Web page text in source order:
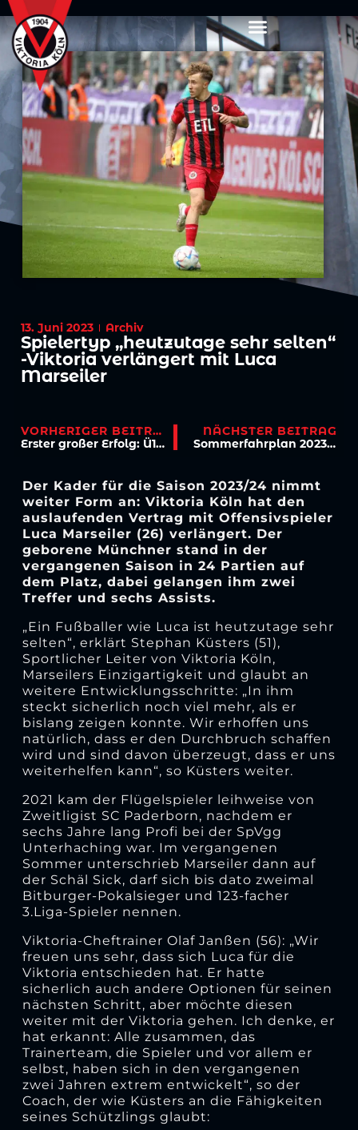
13. Juni 2023 Archiv
Spielertyp „heutzutage sehr selten“
-Viktoria verlängert mit Luca
Marseiler
VORHERIGER BEITRAG
Erster großer Erfolg: Ü17-Inklusionsteam ist Bezirksliga-Meister!
NÄCHSTER BEITRAG
Sommerfahrplan 2023/24: Noch im Juni geht es wieder auf den Rasen!
Der Kader für die Saison 2023/24 nimmt
weiter Form an: Viktoria Köln hat den
auslaufenden Vertrag mit Offensivspieler
Luca Marseiler (26) verlängert. Der
geborene Münchner stand in der
vergangenen Saison in 24 Partien auf
dem Platz, dabei gelangen ihm zwei
Treffer und sechs Assists.
„Ein Fußballer wie Luca ist heutzutage sehr
selten“, erklärt Stephan Küsters (51),
Sportlicher Leiter von Viktoria Köln,
Marseilers Einzigartigkeit und glaubt an
weitere Entwicklungsschritte: „In ihm
steckt sicherlich noch viel mehr, als er
bislang zeigen konnte. Wir erhoffen uns
natürlich, dass er den Durchbruch schaffen
wird und sind davon überzeugt, dass er uns
weiterhelfen kann“, so Küsters weiter.
2021 kam der Flügelspieler leihweise von
Zweitligist SC Paderborn, nachdem er
sechs Jahre lang Profi bei der SpVgg
Unterhaching war. Im vergangenen
Sommer unterschrieb Marseiler dann auf
der Schäl Sick, darf sich bis dato zweimal
Bitburger-Pokalsieger und 123-facher
3.Liga-Spieler nennen.
Viktoria-Cheftrainer Olaf Janßen (56): „Wir
freuen uns sehr, dass sich Luca für die
Viktoria entschieden hat. Er hatte
sicherlich auch andere Optionen für seinen
nächsten Schritt, aber möchte diesen
weiter mit der Viktoria gehen. Ich denke, er
hat erkannt: Alle zusammen, das
Trainerteam, die Spieler und vor allem er
selbst, haben sich in den vergangenen
zwei Jahren extrem entwickelt“, so der
Coach, der wie Küsters an die Fähigkeiten
seines Schützlings glaubt: